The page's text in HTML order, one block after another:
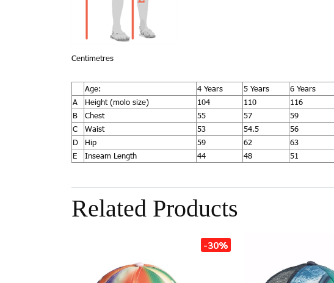
Centimetres
Age: 4 Years 5 Years 6 Years
A
Height (molo size) 104 110 116
B
Chest 55 57 59
C
Waist 53 54.5 56
D
Hip 59 62 63
E
Inseam Length 44 48 51
Related Products
-30%